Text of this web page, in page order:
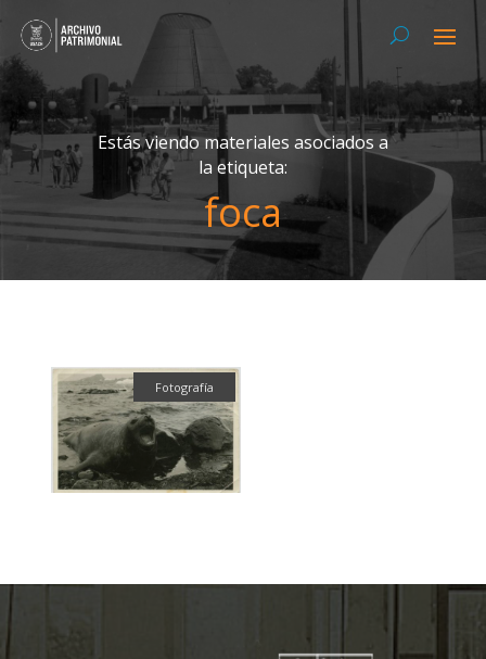
Estás viendo materiales asociados a
la etiqueta:
foca
Fotografía